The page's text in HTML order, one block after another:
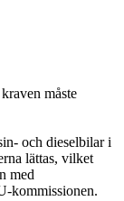
måste
och dieselbilar i
lättas, vilket
med
kommissionen.